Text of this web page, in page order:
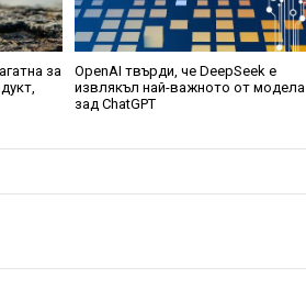
за
OpenAI твърди, че DeepSeek е
извлякъл най-важното от модела
зад ChatGPT